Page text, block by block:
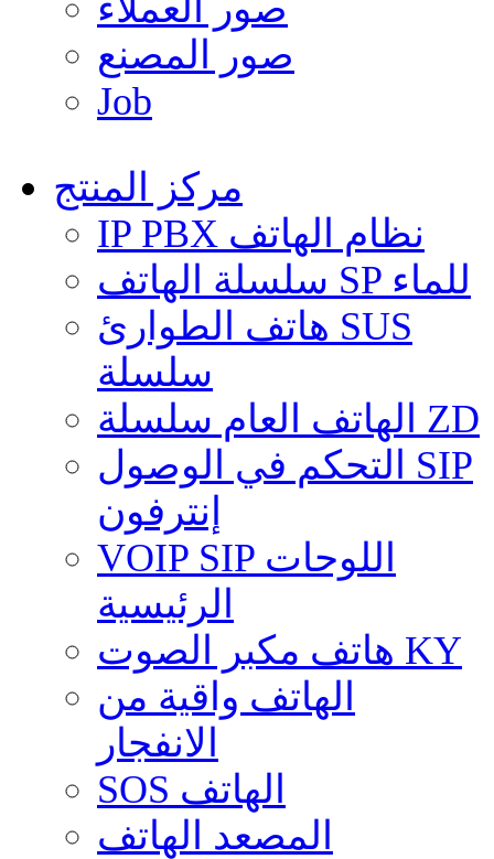
صور العملاء
صور المصنع
Job
مركز المنتج
IP PBX نظام الهاتف
سلسلة الهاتف SP للماء
هاتف الطوارئ SUS
سلسلة
الهاتف العام سلسلة ZD
التحكم في الوصول SIP
إنترفون
VOIP SIP اللوحات
الرئيسية
هاتف مكبر الصوت KY
الهاتف واقية من
الانفجار
SOS الهاتف
المصعد الهاتف